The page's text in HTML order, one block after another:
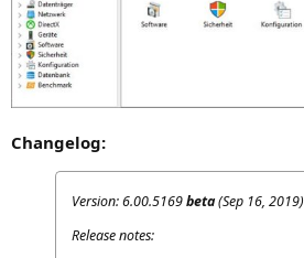
Chan­ge­log:
Ver­si­on: 6.00.5169beta(Sep 16, 2019)
Release notes: